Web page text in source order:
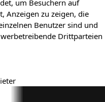
um Besuchern auf
Anzeigen zu zeigen, die
Benutzer sind und
Drittparteien